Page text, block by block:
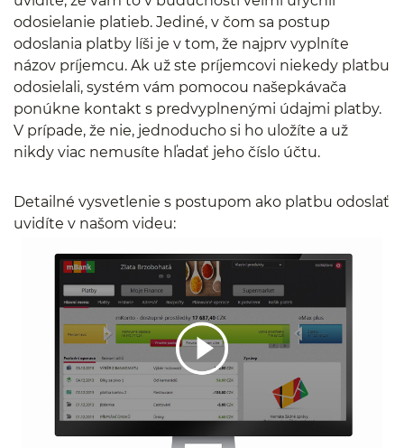
odosielanie platieb. Jediné, v čom sa postup
odoslania platby líši je v tom, že najprv vyplníte
názov príjemcu. Ak už ste príjemcovi niekedy platbu
odosielali, systém vám pomocou našepkávača
ponúkne kontakt s predvyplnenými údajmi platby.
V prípade, že nie, jednoducho si ho uložíte a už
nikdy viac nemusíte hľadať jeho číslo účtu.
Detailné vysvetlenie s postupom ako platbu odoslať
uvidíte v našom videu: